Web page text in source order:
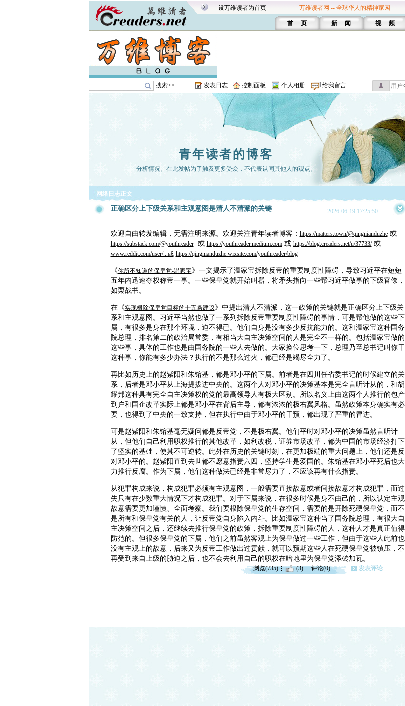
设万维读者为首页 万维读者网 -- 全球华人的精神家园
首 页 新 闻 视 频
搜索>> 发表日志 控制面板 个人相册 给我留言
青年读者的博客
分析情况。在此发帖为了触及更多受众，不代表认同其他人的观点。
网络日志正文
正确区分上下级关系和主观意图是清人不清派的关键 2026-06-19 17:25:50
欢迎自由转发编辑，无需注明来源。欢迎关注青年读者博客： https://matters.town/@qingnianduzhe或
https://substack.com/@youthreader或 https://youthreader.medium.com或 https://blog.creaders.net/u/37733/或
www.reddit.com/user/...或 https://qingnianduzhe.wixsite.com/youthreader/blog
《你所不知道的保皇党-温家宝》一文揭示了温家宝拆除反帝的重要制度性障碍，导致习近平在短短
五年内迅速夺权称帝一事。一些保皇党就开始叫嚣，将矛头指向一些帮习近平做事的下级官僚，
如栗战书。
在《实现根除保皇党目标的十五条建议》中提出清人不清派，这一政策的关键就是正确区分上下级关
系和主观意图。习近平当然也做了一系列拆除反帝重要制度性障碍的事情，可是帮他做的这些下
属，有很多是身在那个环境，迫不得已。他们自身是没有多少反抗能力的。这和温家宝这种国务
院总理，排名第二的政治局常委，有相当大自主决策空间的人是完全不一样的。包括温家宝做的
这些事，具体的工作也是由国务院的一些人去做的。大家换位思考一下，总理乃至总书记叫你干
这种事，你能有多少办法？执行的不是那么过火，都已经是竭尽全力了。
再比如历史上的赵紫阳和朱镕基，都是邓小平的下属。前者是在四川任省委书记的时候建立的关
系，后者是邓小平从上海提拔进中央的。这两个人对邓小平的决策基本是完全言听计从的，和胡
耀邦这种具有完全自主决策权的党的最高领导人有极大区别。所以名义上由这两个人推行的包产
到户和国企改革实际上都是邓小平在背后主导，都有浓浓的极右翼风格。虽然政策本身确实有必
要，也得到了中央的一致支持，但在执行中由于邓小平的干预，都出现了严重的冒进。
可是赵紫阳和朱镕基毫无疑问都是反帝党，不是极右翼。他们平时对邓小平的决策虽然言听计
从，但他们自己利用职权推行的其他改革，如利改税，证券市场改革，都为中国的市场经济打下
了坚实的基础，使其不可逆转。此外在历史的关键时刻，在更加极端的重大问题上，他们还是反
对邓小平的。赵紫阳直到去世都不愿意指责六四，坚持学生是爱国的。朱镕基在邓小平死后也大
力推行反腐。作为下属，他们这种做法已经是非常尽力了，不应该再有什么指责。
从犯罪构成来说，构成犯罪必须有主观意图，一般需要直接故意或者间接故意才构成犯罪，而过
失只有在少数重大情况下才构成犯罪。对于下属来说，在很多时候是身不由己的，所以认定主观
故意需要更加谨慎、全面考察。我们要根除保皇党的生存空间，需要的是开除死硬保皇党，而不
是所有和保皇党有关的人，让反帝党自身陷入内斗。比如温家宝这种当了国务院总理，有很大自
主决策空间之后，还继续去推行保皇党的政策，拆除重要制度性障碍的人，这种人才是真正值得
防范的。但很多保皇党的下属，他们之前虽然客观上为保皇做过一些工作，但由于这些人此前也
没有主观上的故意，后来又为反帝工作做出过贡献，就可以预期这些人在死硬保皇党被镇压，不
再受到来自上级的胁迫之后，也不会去利用自己的职权在暗地里为保皇党添砖加瓦。
浏览(735) (3) 评论(0) 发表评论